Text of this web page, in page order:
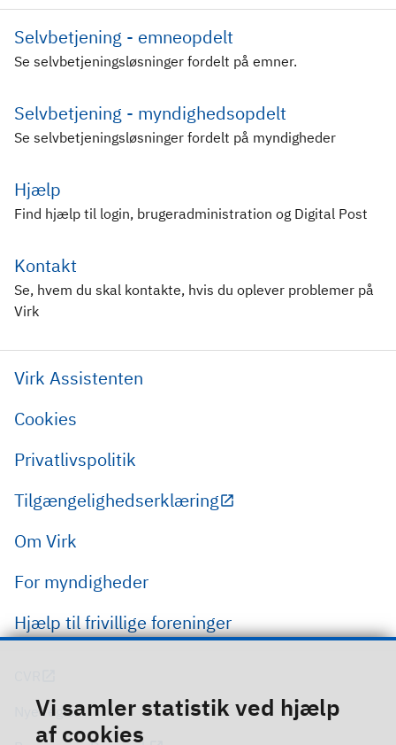
Vi samler statistik ved hjælp
af cookies
Selvbetjening - emneopdelt
Se selvbetjeningsløsninger fordelt på emner.
Selvbetjening - myndighedsopdelt
Se selvbetjeningsløsninger fordelt på myndigheder
Hjælp
Find hjælp til login, brugeradministration og Digital Post
Kontakt
Se, hvem du skal kontakte, hvis du oplever problemer på
Virk
Virk Assistenten
Cookies
Privatlivspolitik
Tilgængelighedserklæring
Om Virk
For myndigheder
Hjælp til frivillige foreninger
Nye regler